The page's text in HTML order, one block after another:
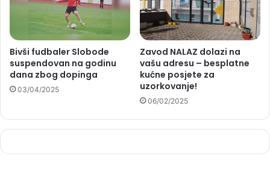
Bivši fudbaler Slobode
suspendovan na godinu
dana zbog dopinga
03/04/2025
Zavod NALAZ dolazi na
vašu adresu – besplatne
kućne posjete za
uzorkovanje!
06/02/2025